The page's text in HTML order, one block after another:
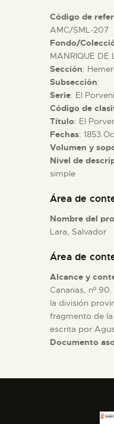
█
EL MUSEO
Código de
AMC/SML-207
Fondo/
MANRIQUE DE
Sección:
Subsección:
Serie: El
Código de
Título: El
Fechas:
Volumen y
Nivel de
simple
Área de
Nombre del
Lara, Salvador
Área de
Alcance y
Canarias, nº
la división
fragmento de
escrita por
Documento